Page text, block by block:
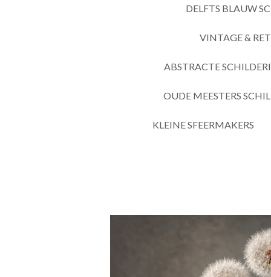
DELFTS BLAUW
VINTAGE &
ABSTRACTE
OUDE MEESTERS
KLEINE SFEERMAKERS